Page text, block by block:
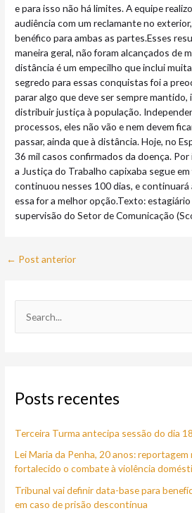
e para isso não há limites. A equipe
audiência com um reclamante no
benéfico para ambas as partes.Esses
maneira geral, não foram alcançados de
distância é um empecilho que inclui
segredo para essas conquistas foi a
parar algo que deve ser sempre mantido,
distribuir justiça à população.
processos, eles não vão e nem devem
passar, ainda que à distância. Hoje, no
36 mil casos confirmados da doença.
a Justiça do Trabalho capixaba segue
continuou nesses 100 dias, e
essa for a melhor opção.Texto:
supervisão do Setor de Comunicação
← Post anterior
u
s
a
r
p
o
Posts recentes
Terceira Turma antecipa sessão do dia
Lei Maria da Penha, 20 anos:
fortalecido o combate à violência
Tribunal vai definir data-base para
em caso de prisão descontínua